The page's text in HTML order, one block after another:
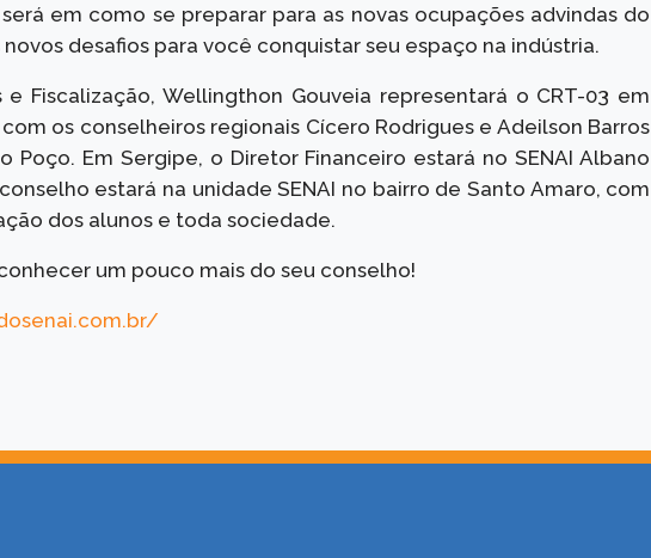
em como se preparar para as novas ocupações advindas do
desafios para você conquistar seu espaço na indústria.
Fiscalização, Wellingthon Gouveia representará o CRT-03 em
os conselheiros regionais Cícero Rodrigues e Adeilson Barros
Poço. Em Sergipe, o Diretor Financeiro estará no SENAI Albano
estará na unidade SENAI no bairro de Santo Amaro, com
dos alunos e toda sociedade.
um pouco mais do seu conselho!